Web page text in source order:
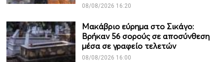
08/08/2026 16:20
Μακάβριο εύρημα στο Σικάγο:
Βρήκαν 56 σορούς σε αποσύνθεση
μέσα σε γραφείο τελετών
08/08/2026 16:00